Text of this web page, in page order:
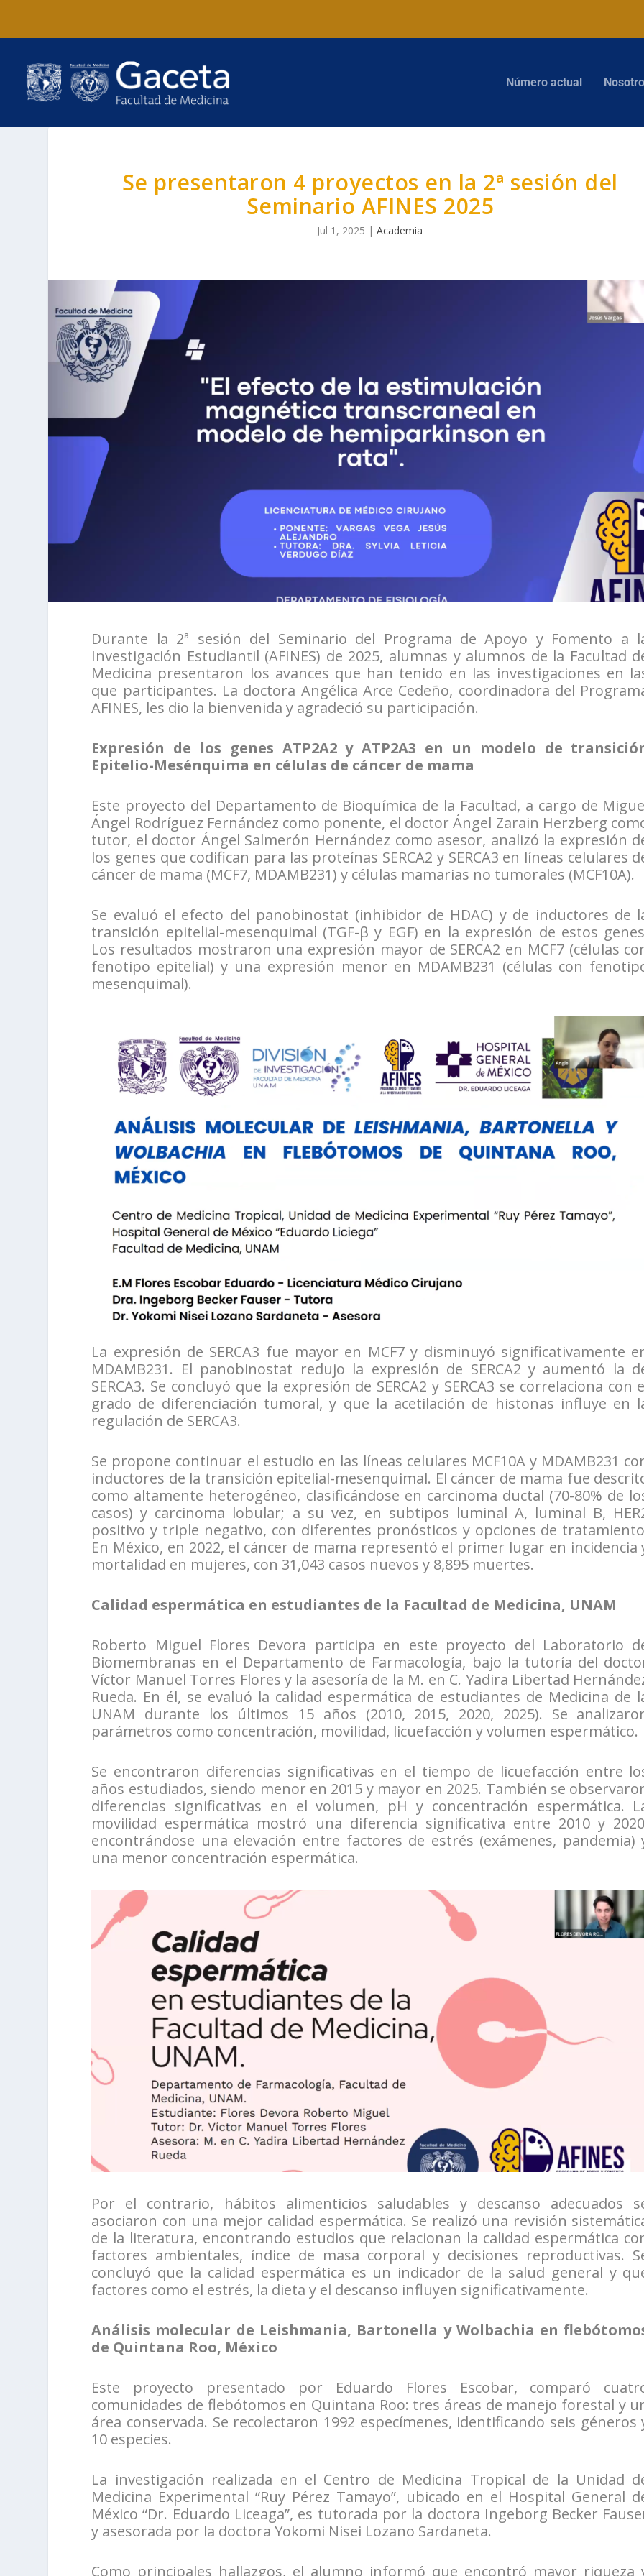
Número actual
Se presentaron 4 proyectos en la 2ª sesión del
Seminario AFINES 2025
Jul 1, 2025 |Academia
Durante la 2ª sesión del Seminario del Programa de Apoyo y Fomento a
Investigación Estudiantil (AFINES) de 2025, alumnas y alumnos de la Facultad
Medicina presentaron los avances que han tenido en las investigaciones en
que participantes. La doctora Angélica Arce Cedeño, coordinadora del
AFINES, les dio la bienvenida y agradeció su participación.
Expresión de los genes ATP2A2 y ATP2A3 en un modelo de
Epitelio-Mesénquima en células de cáncer de mama
Este proyecto del Departamento de Bioquímica de la Facultad, a cargo de
Ángel Rodríguez Fernández como ponente, el doctor Ángel Zarain Herzberg
tutor, el doctor Ángel Salmerón Hernández como asesor, analizó la expresión
los genes que codifican para las proteínas SERCA2 y SERCA3 en líneas celulares
cáncer de mama (MCF7, MDAMB231) y células mamarias no tumorales (MCF10A).
Se evaluó el efecto del panobinostat (inhibidor de HDAC) y de inductores de
transición epitelial-mesenquimal (TGF-β y EGF) en la expresión de estos
Los resultados mostraron una expresión mayor de SERCA2 en MCF7 (células
fenotipo epitelial) y una expresión menor en MDAMB231 (células con
mesenquimal).
La expresión de SERCA3 fue mayor en MCF7 y disminuyó significativamente
MDAMB231. El panobinostat redujo la expresión de SERCA2 y aumentó la
SERCA3. Se concluyó que la expresión de SERCA2 y SERCA3 se correlaciona con
grado de diferenciación tumoral, y que la acetilación de histonas influye en
regulación de SERCA3.
Se propone continuar el estudio en las líneas celulares MCF10A y MDAMB231
inductores de la transición epitelial-mesenquimal. El cáncer de mama fue
como altamente heterogéneo, clasificándose en carcinoma ductal (70-80% de
casos) y carcinoma lobular; a su vez, en subtipos luminal A, luminal B,
positivo y triple negativo, con diferentes pronósticos y opciones de
En México, en 2022, el cáncer de mama representó el primer lugar en incidencia
mortalidad en mujeres, con 31,043 casos nuevos y 8,895 muertes.
Calidad espermática en estudiantes de la Facultad de Medicina, UNAM
Roberto Miguel Flores Devora participa en este proyecto del Laboratorio
Biomembranas en el Departamento de Farmacología, bajo la tutoría del
Víctor Manuel Torres Flores y la asesoría de la M. en C. Yadira Libertad
Rueda. En él, se evaluó la calidad espermática de estudiantes de Medicina de
UNAM durante los últimos 15 años (2010, 2015, 2020, 2025). Se
parámetros como concentración, movilidad, licuefacción y volumen espermático.
Se encontraron diferencias significativas en el tiempo de licuefacción entre
años estudiados, siendo menor en 2015 y mayor en 2025. También se
diferencias significativas en el volumen, pH y concentración espermática.
movilidad espermática mostró una diferencia significativa entre 2010 y
encontrándose una elevación entre factores de estrés (exámenes, pandemia)
una menor concentración espermática.
Por el contrario, hábitos alimenticios saludables y descanso adecuados
asociaron con una mejor calidad espermática. Se realizó una revisión
de la literatura, encontrando estudios que relacionan la calidad espermática
factores ambientales, índice de masa corporal y decisiones reproductivas.
concluyó que la calidad espermática es un indicador de la salud general y
factores como el estrés, la dieta y el descanso influyen significativamente.
Análisis molecular de Leishmania, Bartonella y Wolbachia en
de Quintana Roo, México
Este proyecto presentado por Eduardo Flores Escobar, comparó
comunidades de flebótomos en Quintana Roo: tres áreas de manejo forestal y
área conservada. Se recolectaron 1992 especímenes, identificando seis géneros
10 especies.
La investigación realizada en el Centro de Medicina Tropical de la Unidad
Medicina Experimental “Ruy Pérez Tamayo”, ubicado en el Hospital General
México “Dr. Eduardo Liceaga”, es tutorada por la doctora Ingeborg Becker
y asesorada por la doctora Yokomi Nisei Lozano Sardaneta.
Como principales hallazgos, el alumno informó que encontró mayor riqueza